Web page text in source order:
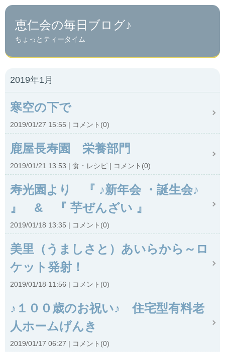
恵仁会の毎日ブログ♪
ちょっとティータイム
2019年1月
寒空の下で
2019/01/27 15:55 コメント(0)
鹿屋長寿園 栄養部門
2019/01/21 13:53 食・レシピ コメント(0)
寿光園より 『 ♪新年会 ・誕生会♪
』 & 『 芋ぜんざい 』
2019/01/18 13:35 コメント(0)
美里（うましさと）あいらから～ロ
ケット発射！
2019/01/18 11:56 コメント(0)
♪１００歳のお祝い♪ 住宅型有料老
人ホームげんき
2019/01/17 06:27 コメント(0)